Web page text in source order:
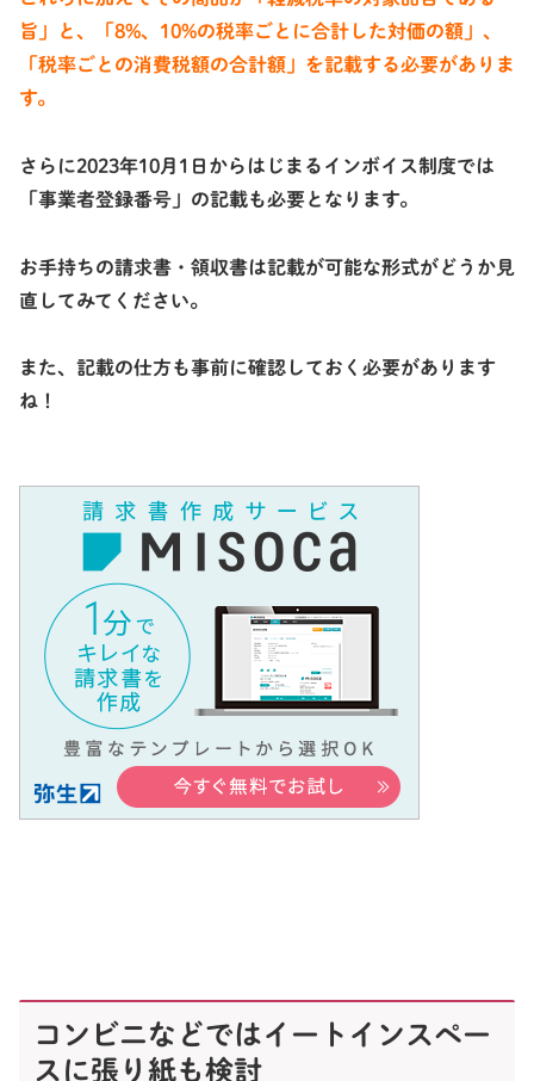
旨」
と、 「8%、10%の税率ごとに合計した対価の額」 、
「税率ごとの消費税額の合計額」 を記載する必要がありま
す。
さらに2023年10月1日からはじまるインボイス制度では
「事業者登録番号」 の記載も必要となります。
お手持ちの請求書・領収書は記載が可能な形式がどうか見
直してみてください。
また、記載の仕方も事前に確認しておく必要があります
ね！
コンビニなどではイートインスペー
スに張り紙も検討